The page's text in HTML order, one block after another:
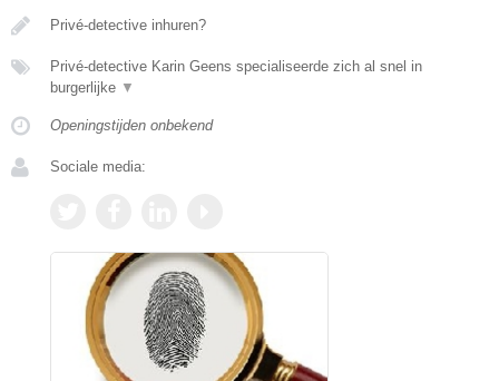
Privé-detective inhuren?
Privé-detective Karin Geens specialiseerde zich al snel in
burgerlijke ▼
Openingstijden onbekend
Sociale media: